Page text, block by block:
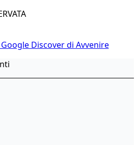
Discover di Avvenire